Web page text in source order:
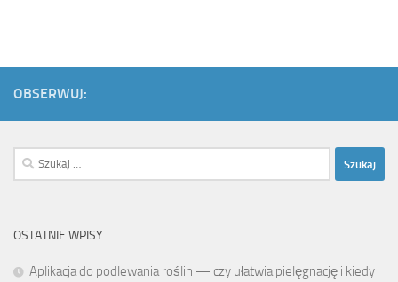
OBSERWUJ:
Szukaj:
OSTATNIE WPISY
Aplikacja do podlewania roślin — czy ułatwia pielęgnację i kiedy